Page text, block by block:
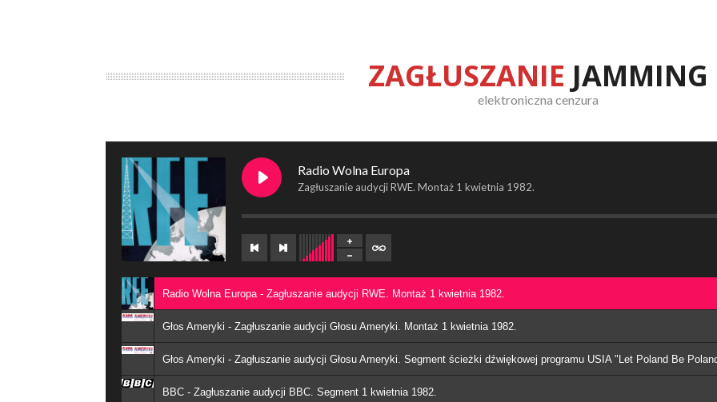
ZAGŁUSZANIE JAMMING
elektroniczna cenzura
Radio Wolna Europa
Zagłuszanie audycji RWE. Montaż 1 kwietnia 1982.
Radio Wolna Europa - Zagłuszanie audycji RWE. Montaż 1 kwietnia 1982.
Głos Ameryki - Zagłuszanie audycji Głosu Ameryki. Montaż 1 kwietnia 1982.
Głos Ameryki - Zagłuszanie audycji Głosu Ameryki. Segment ścieżki dźwiękowej programu USIA "Let Poland Be
BBC - Zagłuszanie audycji BBC. Segment 1 kwietnia 1982.